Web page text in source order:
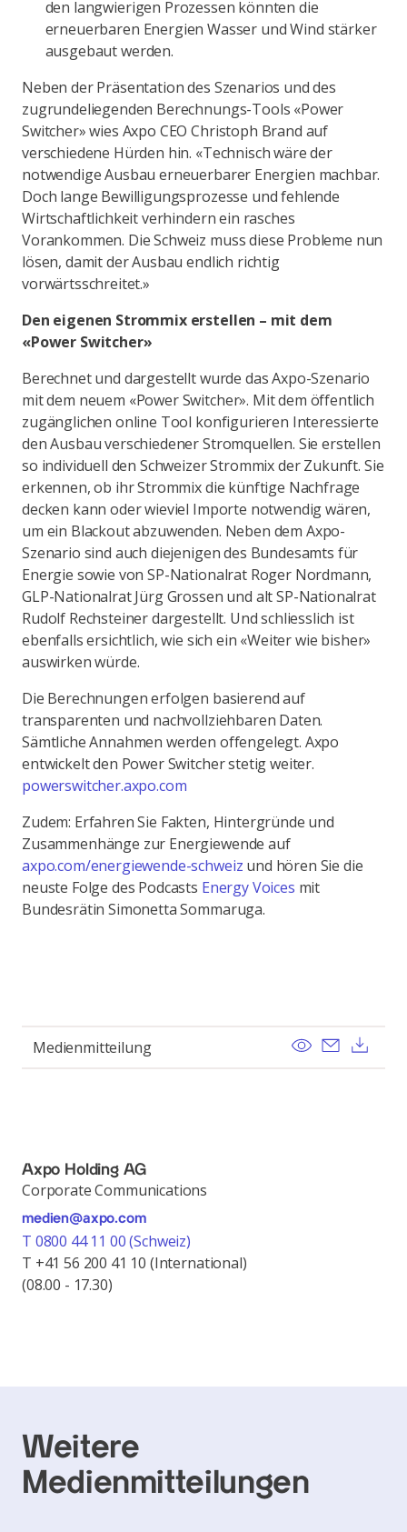
den langwierigen Prozessen könnten die
erneuerbaren Energien Wasser und Wind stärker
ausgebaut werden.
Neben der Präsentation des Szenarios und des
zugrundeliegenden Berechnungs-Tools «Power
Switcher» wies Axpo CEO Christoph Brand auf
verschiedene Hürden hin. «Technisch wäre der
notwendige Ausbau erneuerbarer Energien machbar.
Doch lange Bewilligungsprozesse und fehlende
Wirtschaftlichkeit verhindern ein rasches
Vorankommen. Die Schweiz muss diese Probleme nun
lösen, damit der Ausbau endlich richtig
vorwärtsschreitet.»
Den eigenen Strommix erstellen – mit dem
«Power Switcher»
Berechnet und dargestellt wurde das Axpo-Szenario
mit dem neuem «Power Switcher». Mit dem öffentlich
zugänglichen online Tool konfigurieren Interessierte
den Ausbau verschiedener Stromquellen. Sie erstellen
so individuell den Schweizer Strommix der Zukunft. Sie
erkennen, ob ihr Strommix die künftige Nachfrage
decken kann oder wieviel Importe notwendig wären,
um ein Blackout abzuwenden. Neben dem Axpo-
Szenario sind auch diejenigen des Bundesamts für
Energie sowie von SP-Nationalrat Roger Nordmann,
GLP-Nationalrat Jürg Grossen und alt SP-Nationalrat
Rudolf Rechsteiner dargestellt. Und schliesslich ist
ebenfalls ersichtlich, wie sich ein «Weiter wie bisher»
auswirken würde.
Die Berechnungen erfolgen basierend auf
transparenten und nachvollziehbaren Daten.
Sämtliche Annahmen werden offengelegt. Axpo
entwickelt den Power Switcher stetig weiter.
powerswitcher.axpo.com
Zudem: Erfahren Sie Fakten, Hintergründe und
Zusammenhänge zur Energiewende auf
axpo.com/energiewende-schweiz und hören Sie die
neuste Folge des Podcasts Energy Voices mit
Bundesrätin Simonetta Sommaruga.
Medienmitteilung View Send
Axpo Holding AG
Corporate Communications
medien@axpo.com
T 0800 44 11 00 (Schweiz)
T +41 56 200 41 10 (International)
(08.00 - 17.30)
Weitere
Medienmitteilungen